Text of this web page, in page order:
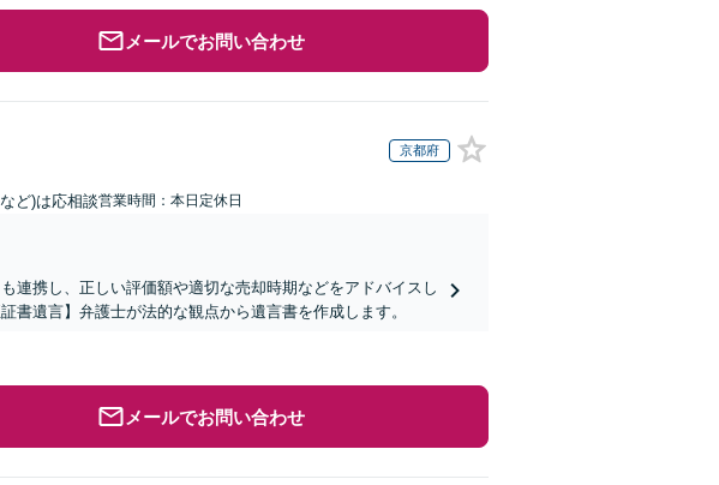
メールでお問い合わせ
京都府
ど)は応相談営業時間：本日定休日
連携し、正しい評価額や適切な売却時期などをアドバイスし
書遺言】弁護士が法的な観点から遺言書を作成します。
メールでお問い合わせ